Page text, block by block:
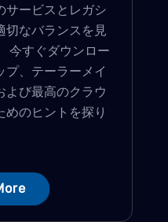
サービスとレガシ
切なバランスを見
今すぐダウンロー
プ、テーラーメイ
よび最高のクラウ
めのヒントを探り